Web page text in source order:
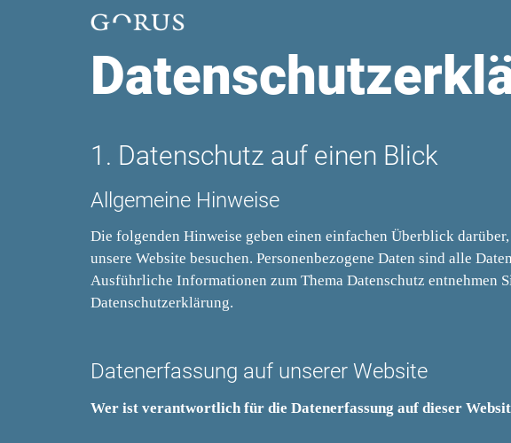
1. Datenschutz auf einen Blick
Allgemeine Hinweise
Die folgenden Hinweise geben einen einfachen Überblick
unsere Website besuchen. Personenbezogene Daten sind alle
Ausführliche Informationen zum Thema Datenschutz entnehmen
Datenschutzerklärung.
Datenerfassung auf unserer Website
Wer ist verantwortlich für die Datenerfassung auf dieser